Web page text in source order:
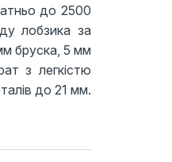
до 2500
лобзика за
бруска, 5 мм
з легкістю
до 21 мм.